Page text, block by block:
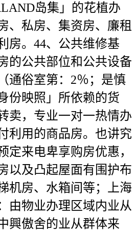
岛集」的花植办
、私房、集资房、廉租
房。44、公共维修基
的公共部位和公共设备
通俗室第：2％；是慎
映照」所依赖的货
卖，专业一对一热情办
利用的商品房。也讲究
定来电卑享购房优惠，
以及凸起屋面有围护布
机房、水箱间等；上海
由物业办理区域内业从
興傲舍的业从群体来